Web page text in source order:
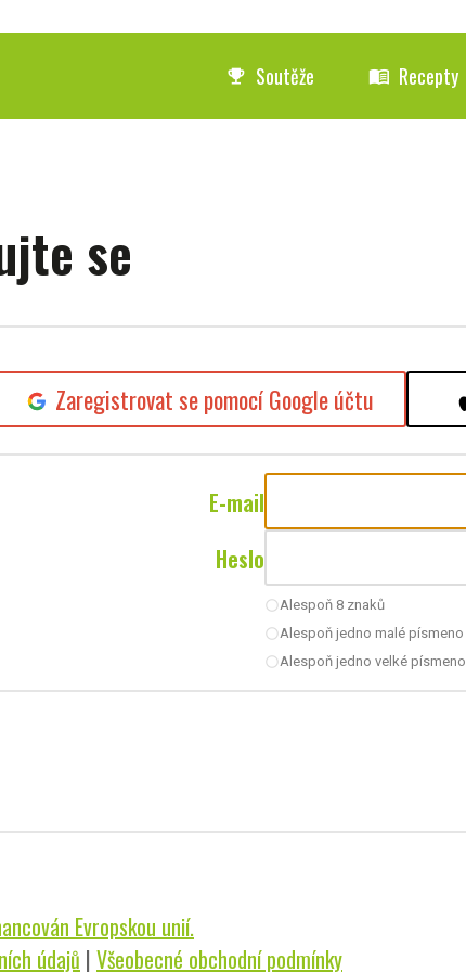
emoji_events Soutěže menu_book Recepty
se
Zaregistrovat se pomocí Google účtu
E-mail
Heslo
radio_button_uncheckedAlespoň 8 znaků
radio_button_uncheckedAlespoň jedno malé písmeno
radio_button_uncheckedAlespoň jedno velké písmeno
Evropskou unií.
údajů | Všeobecné obchodní podmínky